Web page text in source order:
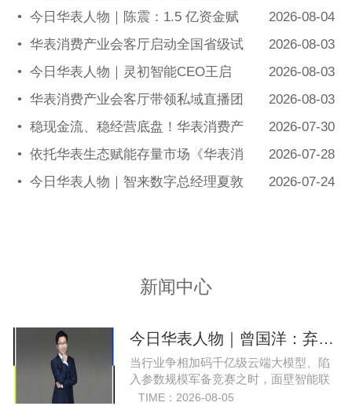
协会主席卡西姆・特法利到访华表生态资源交
卷，以知识密度铸就端侧 AI 新未来
• 今日华表人物｜陈震：1.5 亿资金赋
能，享刻解锁餐饮机器人规模化
2026-08-04
• 华表消费产业会客厅启动全国省级试
点招募，首次线上宣讲会圆满举办
2026-08-03
• 今日华表人物｜灵初智能CEO王启
斌：押注千万级数据解锁具身智能质变
2026-08-03
• 华表消费产业会客厅带领私域直播团
队走进新疆原始黄金乳业，溯源新疆好
2026-08-03
• 稳现金流、稳经营底盘！华表消费产
业会客厅携手75家头部私域电商渠道赋
2026-07-30
• 依托华表生态赋能存量市场《华表消
费产业会客厅》项目签约落地
2026-07-28
• 今日华表人物｜智来数字总经理夏敦
2026-07-24
新闻中心
今日华表人物｜曾国洋：弃参数内卷，以知识密度铸就端侧 AI 新未来
当行业争相加码千亿级云端大模型、陷
入参数规模军备竞赛之时，面壁智能联
合创始人、CTO 曾国洋带领团队选择一
TIME：2026-08-05